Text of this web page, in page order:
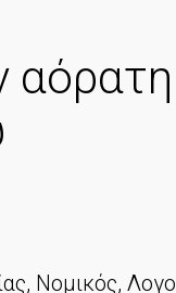
αόρατη
Νομικός,